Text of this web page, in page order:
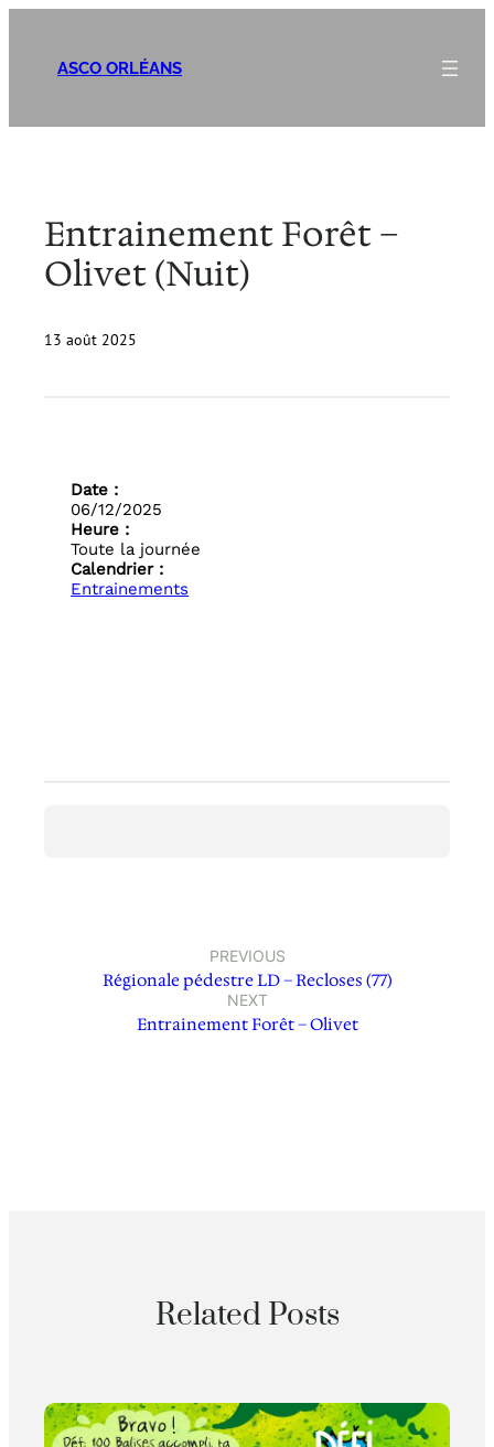
contenuASCO ORLÉANS
Entrainement Forêt –
Olivet (Nuit)
13 août 2025
Date :
06/12/2025
Heure :
Toute la journée
Calendrier :
Entrainements
PREVIOUS
Régionale pédestre LD – Recloses (77)
NEXT
Entrainement Forêt – Olivet
Related Posts